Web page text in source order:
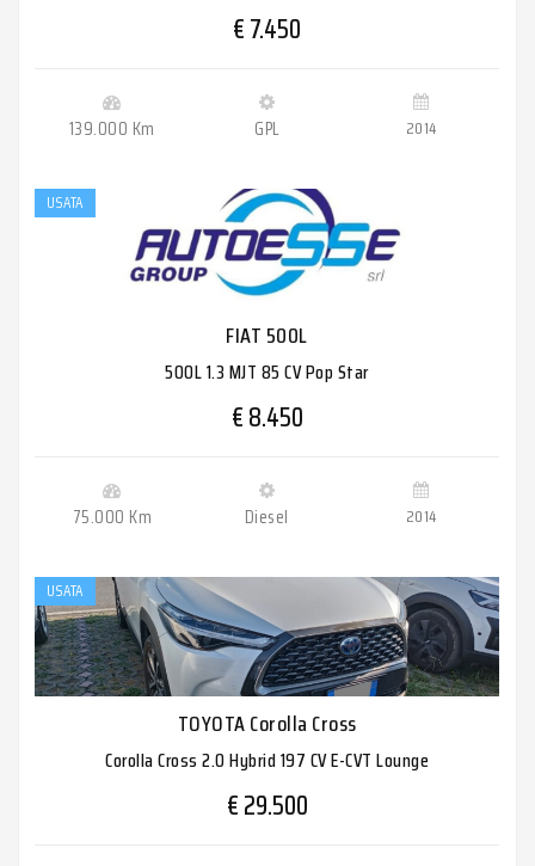
€ 7.450
139.000 Km GPL 2014
USATA
FIAT 500L
500L 1.3 MJT 85 CV Pop Star
€ 8.450
75.000 Km Diesel 2014
USATA
TOYOTA Corolla Cross
Corolla Cross 2.0 Hybrid 197 CV E-CVT Lounge
€ 29.500